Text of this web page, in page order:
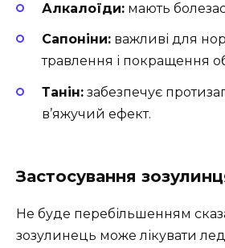
Алкалоїди: мають
Сапоніни: важливі для
травлення і покращення
Танін: забезпечує
в’яжучий ефект.
Застосування
Не буде перебільшенням
зозулинець може лікувати